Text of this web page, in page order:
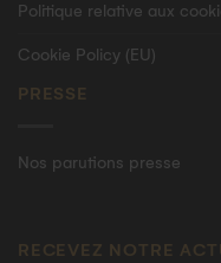
Politique relative aux
Cookie Policy (EU)
PRESSE
Nos parutions presse
RECEVEZ NOTRE